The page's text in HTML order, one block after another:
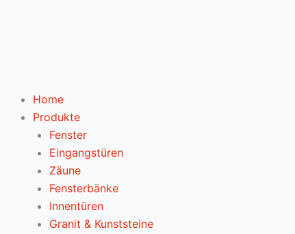
Home
Produkte
Fenster
Eingangstüren
Zäune
Fensterbänke
Innentüren
Granit & Kunststeine